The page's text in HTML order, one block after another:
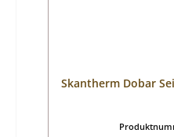
Skantherm Dobar